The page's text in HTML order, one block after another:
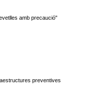
amb precaució"
preventives